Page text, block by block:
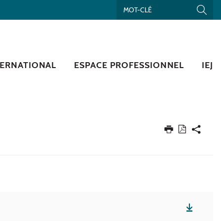
ESPACE PROFESSIONNEL IEJ